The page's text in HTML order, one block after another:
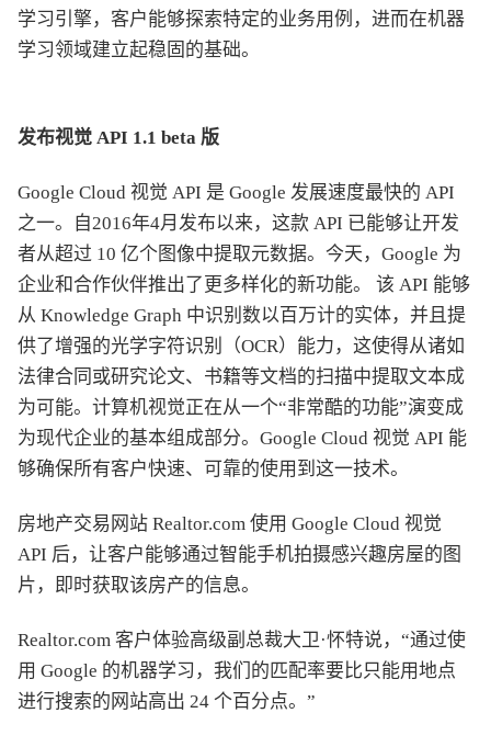
学习引擎，客户能够探索特定的业务用例，进而在机器
学习领域建立起稳固的基础。
发布视觉 API 1.1 beta 版
Google Cloud 视觉 API 是 Google 发展速度最快的 API
之一。自2016年4月发布以来，这款 API 已能够让开发
者从超过 10 亿个图像中提取元数据。今天，Google 为
企业和合作伙伴推出了更多样化的新功能。 该 API 能够
从 Knowledge Graph 中识别数以百万计的实体，并且提
供了增强的光学字符识别（OCR）能力，这使得从诸如
法律合同或研究论文、书籍等文档的扫描中提取文本成
为可能。计算机视觉正在从一个“非常酷的功能”演变成
为现代企业的基本组成部分。Google Cloud 视觉 API 能
够确保所有客户快速、可靠的使用到这一技术。
房地产交易网站 Realtor.com 使用 Google Cloud 视觉
API 后，让客户能够通过智能手机拍摄感兴趣房屋的图
片，即时获取该房产的信息。
Realtor.com 客户体验高级副总裁大卫·怀特说，“通过使
用 Google 的机器学习，我们的匹配率要比只能用地点
进行搜索的网站高出 24 个百分点。”